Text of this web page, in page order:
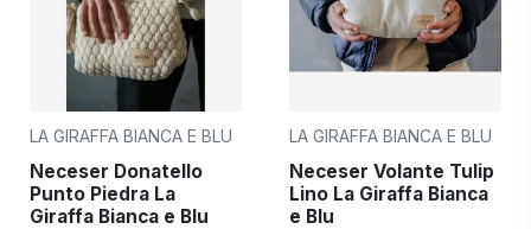
LA GIRAFFA BIANCA E BLU
Neceser Donatello
Punto Piedra La
Giraffa Bianca e Blu
LA GIRAFFA BIANCA E BLU
Neceser Volante Tulip
Lino La Giraffa Bianca
e Blu